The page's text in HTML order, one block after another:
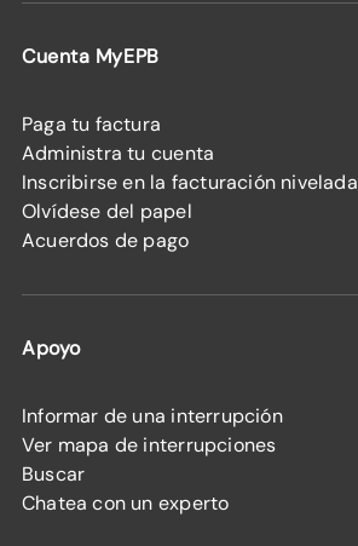
Cuenta MyEPB
Paga tu factura
Administra tu cuenta
Inscribirse en la facturación nivelada
Olvídese del papel
Acuerdos de pago
Apoyo
Informar de una interrupción
Ver mapa de interrupciones
Buscar
Chatea con un experto